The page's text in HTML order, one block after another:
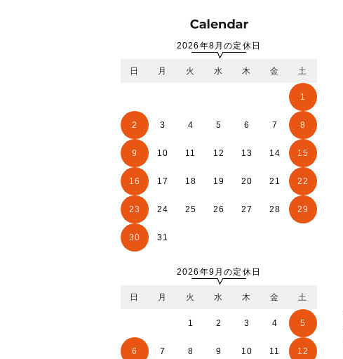
2026年8月の定休日
日 月 火 水 木 金 土
1
2 3 4 5 6 7 8
9 10 11 12 13 14 15
16 17 18 19 20 21 22
23 24 25 26 27 28 29
30 31
2026年9月の定休日
日 月 火 水 木 金 土
1 2 3 4 5
6 7 8 9 10 11 12